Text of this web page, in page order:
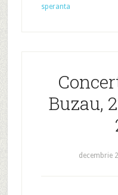
speranta
Buzau,
decembrie